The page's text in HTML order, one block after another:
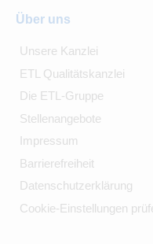
Über uns
Unsere Kanzlei
ETL Qualitätskanzlei
Die ETL-Gruppe
Stellenangebote
Impressum
Barrierefreiheit
Datenschutzerklärung
Cookie-Einstellungen